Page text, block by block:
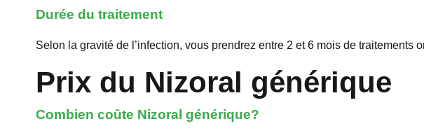
Durée du traitement
Selon la gravité de l’infection, vous prendrez entre 2 et 6 mois de traitements
Prix du Nizoral générique
Combien coûte Nizoral générique?